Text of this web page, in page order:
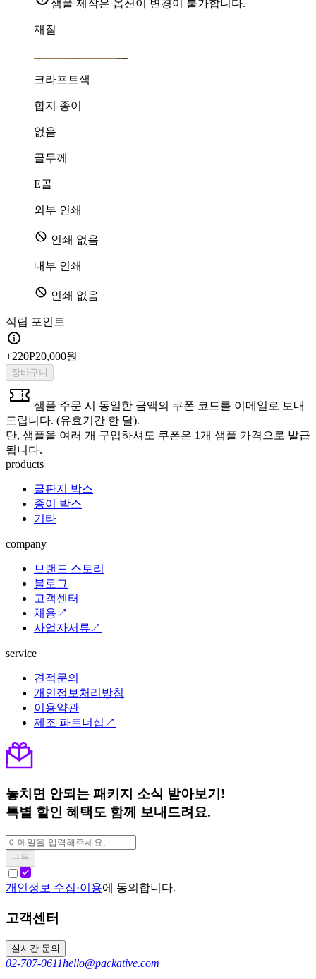
샘플 제작은 옵션이 변경이 불가합니다.
재질
크라프트색
합지 종이
없음
골두께
E골
외부 인쇄
인쇄 없음
내부 인쇄
인쇄 없음
적립 포인트
+220P20,000원
장바구니
샘플 주문 시 동일한 금액의 쿠폰 코드를 이메일로 보내
드립니다. (유효기간 한 달).
단, 샘플을 여러 개 구입하셔도 쿠폰은 1개 샘플 가격으로 발급
됩니다.
products
골판지 박스
종이 박스
기타
company
브랜드 스토리
블로그
고객센터
채용↗
사업자서류↗
service
견적문의
개인정보처리방침
이용약관
제조 파트너십↗
놓치면 안되는 패키지 소식 받아보기!
특별 할인 혜택도 함께 보내드려요.
구독
개인정보 수집·이용에 동의합니다.
고객센터
실시간 문의
02-707-0611hello@packative.com